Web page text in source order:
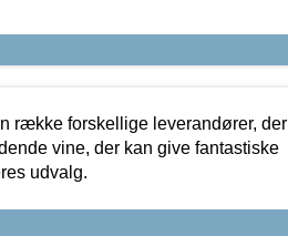
række forskellige leverandører, der
vine, der kan give fantastiske
udvalg.